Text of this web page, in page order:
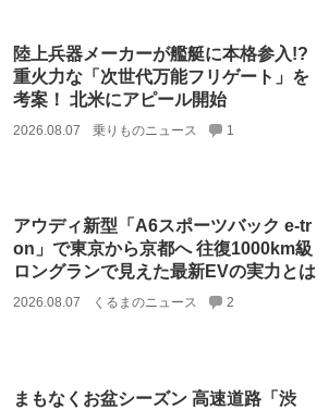
陸上兵器メーカーが艦艇に本格参入!?
重火力な「次世代万能フリゲート」を
考案！ 北米にアピール開始
2026.08.07 乗りものニュース 1
アウディ新型「A6スポーツバック e-tr
on」で東京から京都へ 往復1000km級
ロングランで見えた最新EVの実力とは
2026.08.07 くるまのニュース 2
まもなくお盆シーズン 高速道路「渋